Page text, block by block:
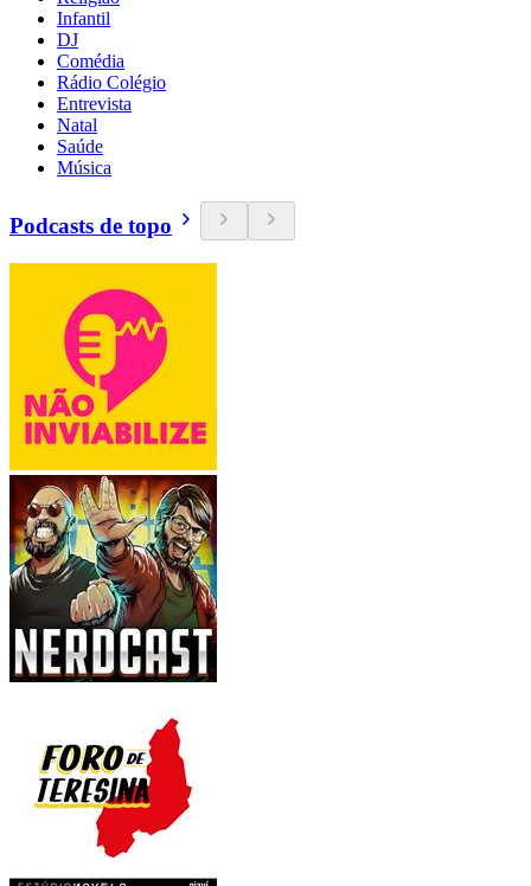
Infantil
DJ
Comédia
Rádio Colégio
Entrevista
Natal
Saúde
Música
Podcasts de topo